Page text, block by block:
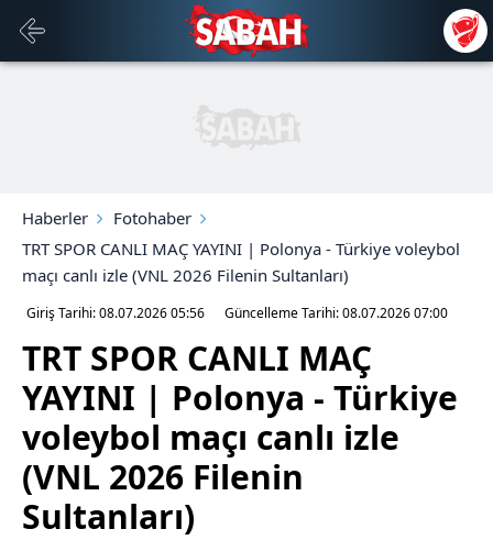
Haberler
Fotohaber
TRT SPOR CANLI MAÇ YAYINI | Polonya - Türkiye voleybol
maçı canlı izle (VNL 2026 Filenin Sultanları)
Giriş Tarihi: 08.07.202605:56 Güncelleme Tarihi: 08.07.202607:00
TRT SPOR CANLI MAÇ
YAYINI | Polonya - Türkiye
voleybol maçı canlı izle
(VNL 2026 Filenin
Sultanları)